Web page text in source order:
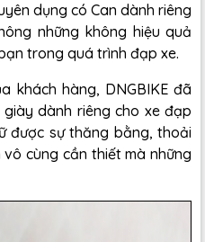
dụng có Can dành riêng
những không hiệu quả
trong quá trình đạp xe.
khách hàng, DNGBIKE đã
dành riêng cho xe đạp
được sự thăng bằng, thoải
cùng cần thiết mà những